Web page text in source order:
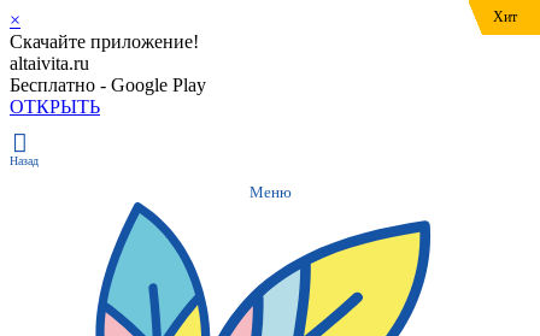
×
Скачайте приложение!
altaivita.ru
Бесплатно - Google Play
ОТКРЫТЬ
Назад
Меню
Хит
Хит
Хит
Хит
Хит
Хит
Хит
Хит
Хит
Хит
Хит